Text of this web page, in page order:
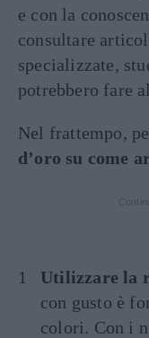
e con la
consultare
specializzate,
potrebbero fare
Nel frattempo,
d’oro su come
Utilizzare la
con gusto è
colori. Con i